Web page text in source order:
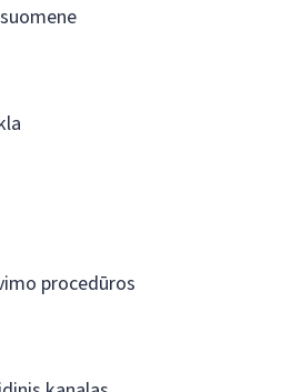
procedūros